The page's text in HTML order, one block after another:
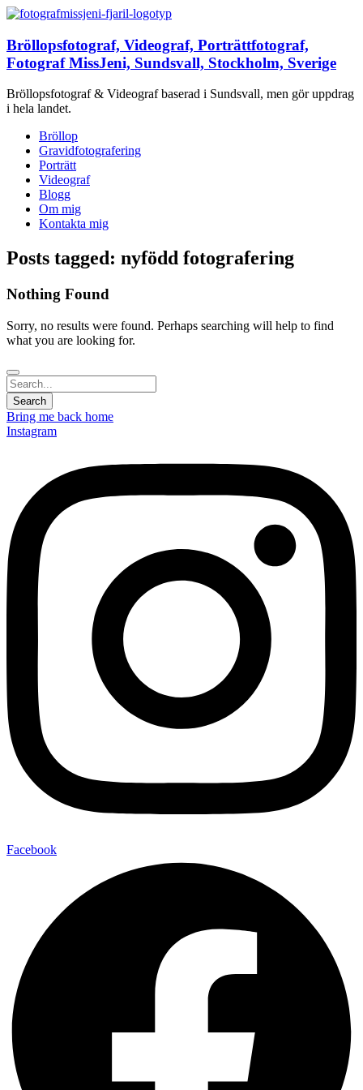
Bröllopsfotograf, Videograf, Porträttfotograf,
Fotograf MissJeni, Sundsvall, Stockholm, Sverige
Bröllopsfotograf & Videograf baserad i Sundsvall, men gör uppdrag
i hela landet.
Bröllop
Gravidfotografering
Porträtt
Videograf
Blogg
Om mig
Kontakta mig
Posts tagged: nyfödd fotografering
Nothing Found
Sorry, no results were found. Perhaps searching will help to find
what you are looking for.
Bring me back home
Instagram
Facebook